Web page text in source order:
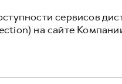
сервисов
на сайте